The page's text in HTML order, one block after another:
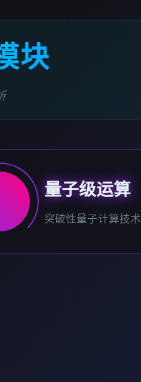
块
量子级运算
突破性量子计算技术